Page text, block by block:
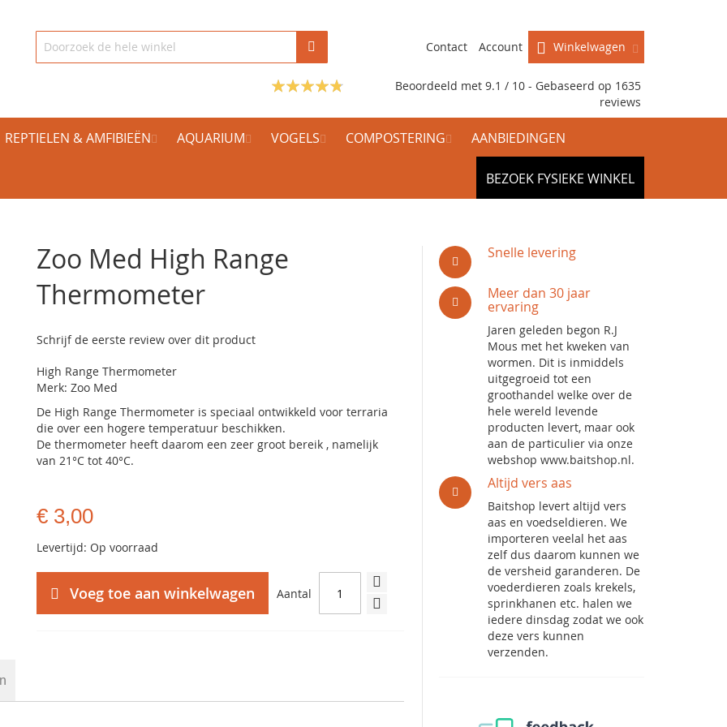
Winkelwagen
Contact Account
Beoordeeld met 9.1 / 10 - Gebaseerd op 1635
reviews
REPTIELEN & AMFIBIEËN AQUARIUM VOGELS COMPOSTERING AANBIEDINGEN
BEZOEK FYSIEKE WINKEL
Zoo Med High Range
Thermometer
Schrijf de eerste review over dit product
High Range Thermometer
Merk: Zoo Med
De High Range Thermometer is speciaal ontwikkeld voor terraria
die over een hogere temperatuur beschikken.
De thermometer heeft daarom een zeer groot bereik , namelijk
van 21°C tot 40°C.
€ 3,00
Levertijd: Op voorraad
Aantal
Voeg toe aan winkelwagen
Snelle levering
Meer dan 30 jaar
ervaring
Jaren geleden begon R.J
Mous met het kweken van
wormen. Dit is inmiddels
uitgegroeid tot een
groothandel welke over de
hele wereld levende
producten levert, maar ook
aan de particulier via onze
webshop www.baitshop.nl.
Altijd vers aas
Baitshop levert altijd vers
aas en voedseldieren. We
importeren veelal het aas
zelf dus daarom kunnen we
de versheid garanderen. De
voederdieren zoals krekels,
sprinkhanen etc. halen we
iedere dinsdag zodat we ook
deze vers kunnen
verzenden.